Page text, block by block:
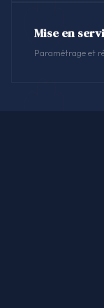
Mise en
Paramétrage et